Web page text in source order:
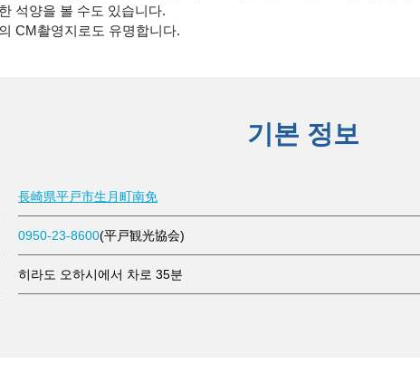
석양을 볼 수도 있습니다.
CM촬영지로도 유명합니다.
기본 정보
長崎県平戸市生月町南免
0950-23-8600(平戸観光協会)
히라도 오하시에서 차로 35분